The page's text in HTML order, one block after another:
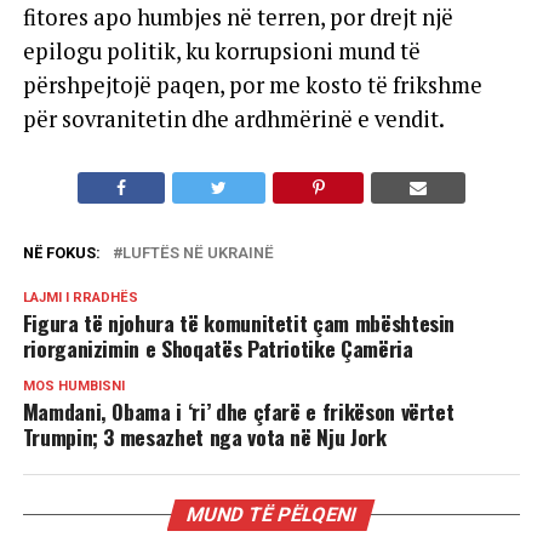
fitores apo humbjes në terren, por drejt një
epilogu politik, ku korrupsioni mund të
përshpejtojë paqen, por me kosto të frikshme
për sovranitetin dhe ardhmërinë e vendit.
NË FOKUS: LUFTËS NË UKRAINË
LAJMI I RRADHËS
Figura të njohura të komunitetit çam mbështesin
riorganizimin e Shoqatës Patriotike Çamëria
MOS HUMBISNI
Mamdani, Obama i ‘ri’ dhe çfarë e frikëson vërtet
Trumpin; 3 mesazhet nga vota në Nju Jork
MUND TË PËLQENI